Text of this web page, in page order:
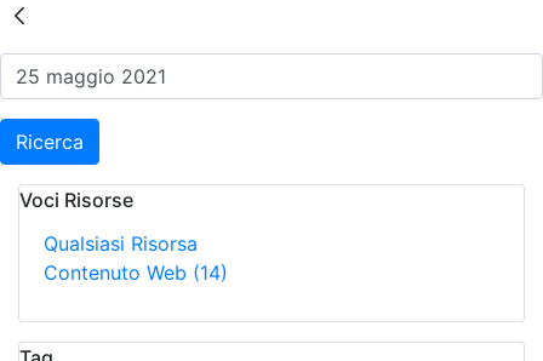
Risultati della Ricerca -
Ricerca
Voci Risorse
Qualsiasi Risorsa
Contenuto Web (14)